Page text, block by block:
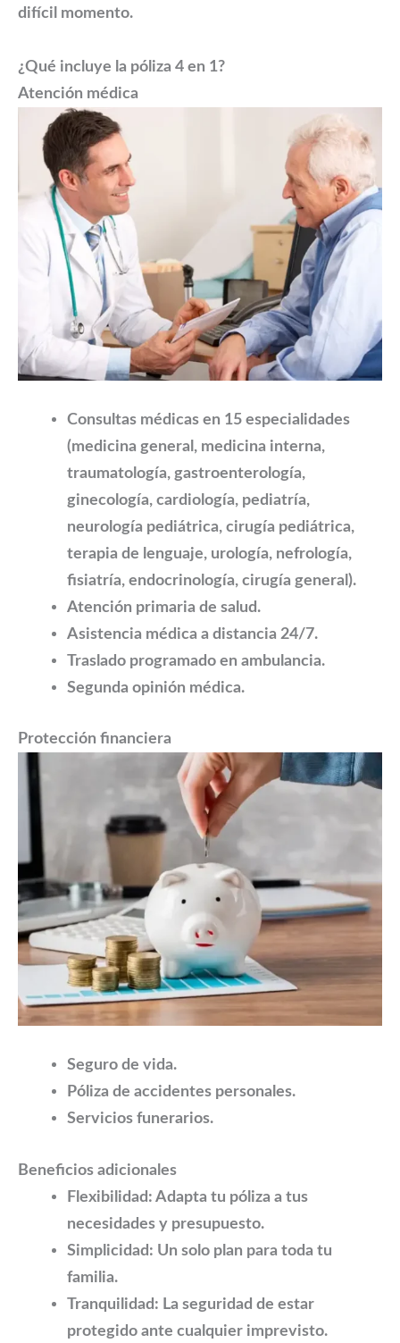
difícil momento.
¿Qué incluye la póliza 4 en 1?
Atención médica
Consultas médicas en 15 especialidades
(medicina general, medicina interna,
traumatología, gastroenterología,
ginecología, cardiología, pediatría,
neurología pediátrica, cirugía pediátrica,
terapia de lenguaje, urología, nefrología,
fisiatría, endocrinología, cirugía general).
Atención primaria de salud.
Asistencia médica a distancia 24/7.
Traslado programado en ambulancia.
Segunda opinión médica.
Protección financiera
Seguro de vida.
Póliza de accidentes personales.
Servicios funerarios.
Beneficios adicionales
Flexibilidad: Adapta tu póliza a tus
necesidades y presupuesto.
Simplicidad: Un solo plan para toda tu
familia.
Tranquilidad: La seguridad de estar
protegido ante cualquier imprevisto.